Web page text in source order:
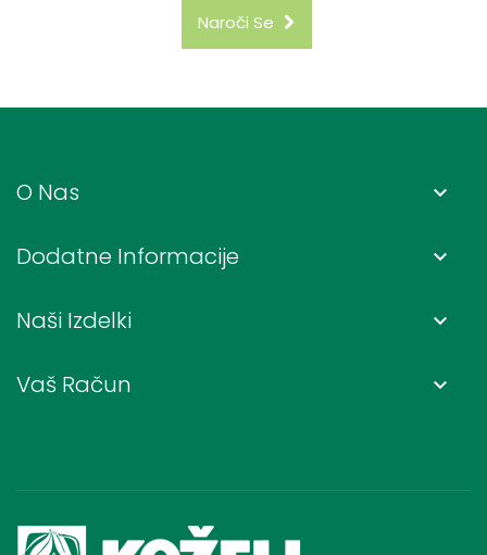
Naroči Se
O Nas keyboard_arrow_down
Dodatne Informacije keyboard_arrow_down
Naši Izdelki keyboard_arrow_down
Vaš Račun keyboard_arrow_down